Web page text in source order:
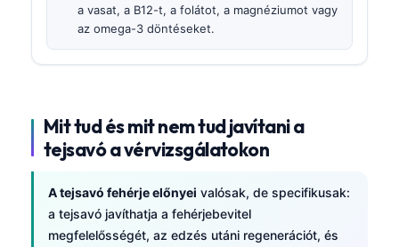
a vasat, a B12-t, a folátot, a magnéziumot vagy
az omega-3 döntéseket.
Mit tud és mit nem tud javítani a
tejsavó a vérvizsgálatokon
A tejsavó fehérje előnyei valósak, de specifikusak:
a tejsavó javíthatja a fehérjebevitel
megfelelősségét, az edzés utáni regenerációt, és